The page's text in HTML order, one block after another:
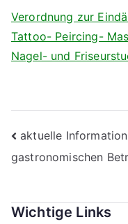
Verordnung zur
Tattoo- Peircing-
Nagel- und
aktuelle
gastronomischen
Wichtige Links